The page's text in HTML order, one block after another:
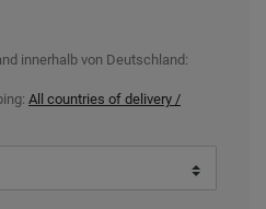
innerhalb von Deutschland:
All countries of delivery /